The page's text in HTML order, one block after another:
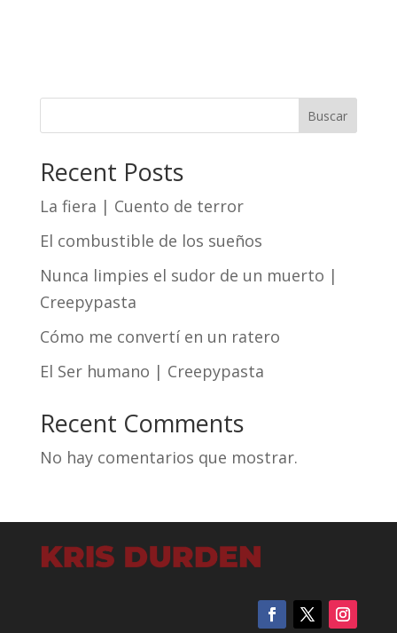
Buscar
Recent Posts
La fiera | Cuento de terror
El combustible de los sueños
Nunca limpies el sudor de un muerto |
Creepypasta
Cómo me convertí en un ratero
El Ser humano | Creepypasta
Recent Comments
No hay comentarios que mostrar.